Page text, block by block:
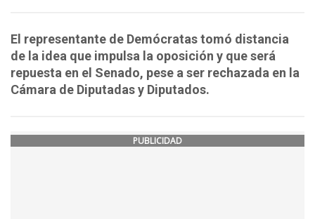
El representante de Demócratas tomó distancia
de la idea que impulsa la oposición y que será
repuesta en el Senado, pese a ser rechazada en la
Cámara de Diputadas y Diputados.
PUBLICIDAD